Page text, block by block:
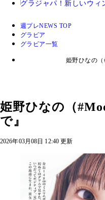
グラジャパ！ 新しいウィ
週プレNEWS TOP
グラビア
グラビア一覧
姫野ひなの（
姫野ひなの（
で』
2026年03月08日 12:40 更新